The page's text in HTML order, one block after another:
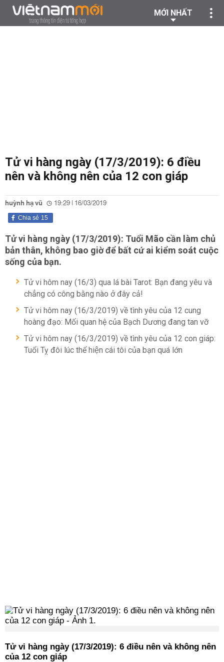
MỚI NHẤT
Tử vi hàng ngày (17/3/2019): 6 điều
nên và không nên của 12 con giáp
huỳnh hạ vũ 19:29 | 16/03/2019
15
Chia sẻ
Tử vi hàng ngày (17/3/2019): Tuổi Mão cần làm chủ
bản thân, không bao giờ để bất cứ ai kiểm soát cuộc
sống của bạn.
Tử vi hôm nay (16/3) qua lá bài Tarot: Bạn đang yêu và
chẳng có công bằng nào ở đây cả!
Tử vi hôm nay (16/3/2019) về tình yêu của 12 cung
hoàng đạo: Mối quan hệ của Bạch Dương đang tan vỡ
Tử vi hôm nay (16/3/2019) về tình yêu của 12 con giáp:
Tuổi Tỵ đôi lúc thể hiện cái tôi của bạn quá lớn
Tử vi hàng ngày (17/3/2019): 6 điều nên và không nên
của 12 con giáp